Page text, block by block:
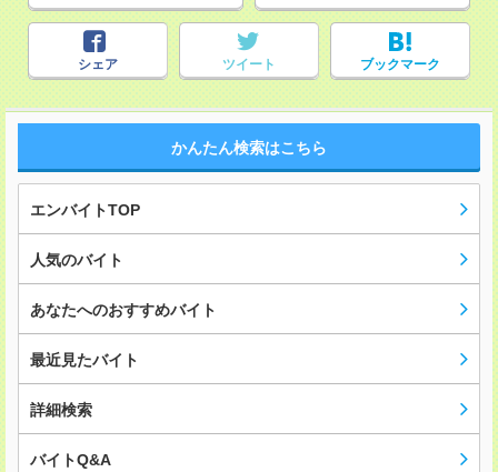
シェア ツイート ブックマーク
かんたん検索はこちら
エンバイトTOP
人気のバイト
あなたへのおすすめバイト
最近見たバイト
詳細検索
バイトQ&A